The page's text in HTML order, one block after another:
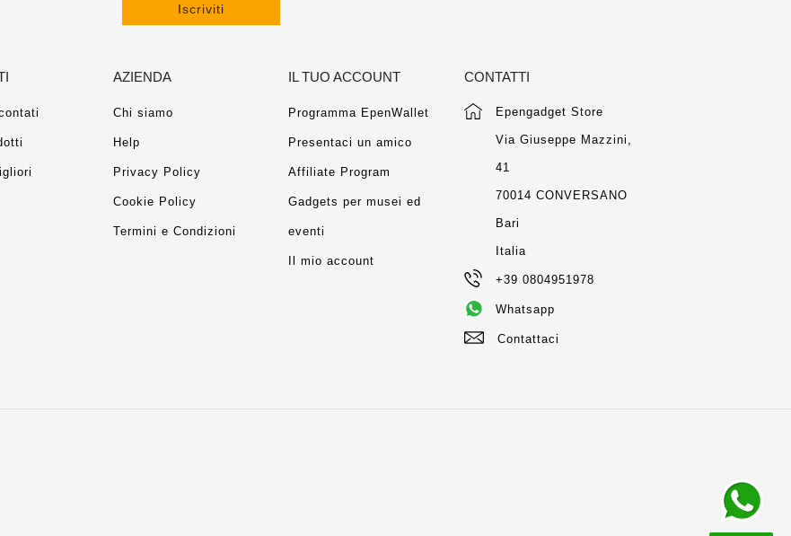
Iscriviti
AZIENDA
Chi siamo
Help
Privacy Policy
Cookie Policy
Termini e Condizioni
IL TUO ACCOUNT
Programma EpenWallet
Presentaci un amico
Affiliate Program
Gadgets per musei ed
eventi
Il mio account
CONTATTI
Epengadget Store
Via Giuseppe Mazzini,
41
70014 CONVERSANO
Bari
Italia
+39 0804951978
Whatsapp
Contattaci